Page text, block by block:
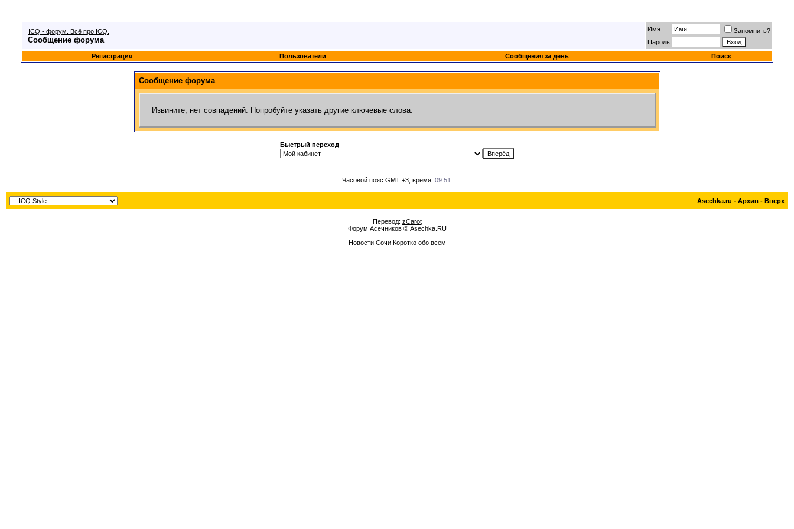
ICQ - форум. Всё про ICQ.
Сообщение форума
Имя
Запомнить?
Пароль
Регистрация
Пользователи Сообщения за день Поиск
Сообщение форума
Извините, нет совпадений. Попробуйте указать другие ключевые слова.
Быстрый переход
Часовой пояс GMT +3, время: 09:51
Asechka.ru - Архив - Вверх
Перевод: zCarot
Форум Асечников © Asechka.RU
Новости Сочи Коротко обо всем